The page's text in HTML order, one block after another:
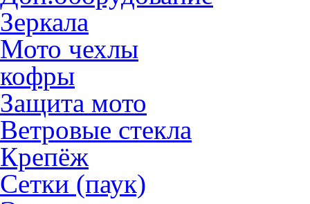
Зеркала
Мото чехлы
кофры
Защита мото
Ветровые стекла
Крепёж
Сетки (паук)